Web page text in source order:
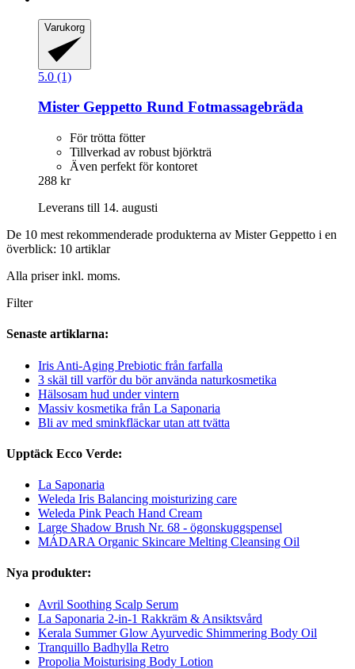
Varukorg
5.0 (1)
Mister Geppetto Rund Fotmassagebräda
För trötta fötter
Tillverkad av robust björkträ
Även perfekt för kontoret
288 kr
Leverans till 14. augusti
De 10 mest rekommenderade produkterna av Mister Geppetto i en
överblick: 10 artiklar
Alla priser inkl. moms.
Filter
Senaste artiklarna:
Iris Anti-Aging Prebiotic från farfalla
3 skäl till varför du bör använda naturkosmetika
Hälsosam hud under vintern
Massiv kosmetika från La Saponaria
Bli av med sminkfläckar utan att tvätta
Upptäck Ecco Verde:
La Saponaria
Weleda Iris Balancing moisturizing care
Weleda Pink Peach Hand Cream
Large Shadow Brush Nr. 68 - ögonskuggspensel
MÁDARA Organic Skincare Melting Cleansing Oil
Nya produkter:
Avril Soothing Scalp Serum
La Saponaria 2-in-1 Rakkräm & Ansiktsvård
Kerala Summer Glow Ayurvedic Shimmering Body Oil
Tranquillo Badhylla Retro
Propolia Moisturising Body Lotion